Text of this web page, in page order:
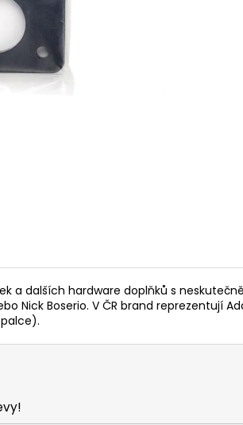
a dalších hardware doplňků s
Nick Boserio. V ČR brand